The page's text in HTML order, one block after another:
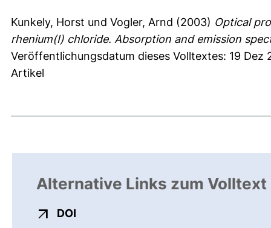
Kunkely, Horst und Vogler, Arnd (2003) Optical
rhenium(I) chloride. Absorption and emission
Veröffentlichungsdatum dieses Volltextes: 19 Dez
Artikel
Alternative Links zum Volltext
DOI